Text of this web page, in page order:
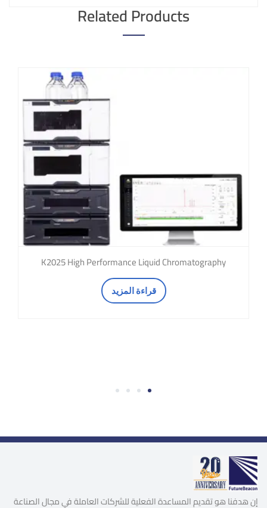
Related Products
K2025 High Performance Liquid Chromatography
قراءة المزيد
1
2
3
4
إن هدفنا هو تقديم المساعدة الفعلية للشركات العاملة في مجال الصناعة